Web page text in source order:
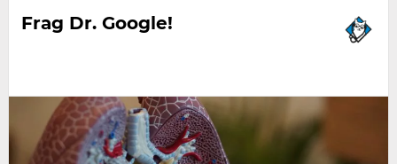
Frag Dr. Google!